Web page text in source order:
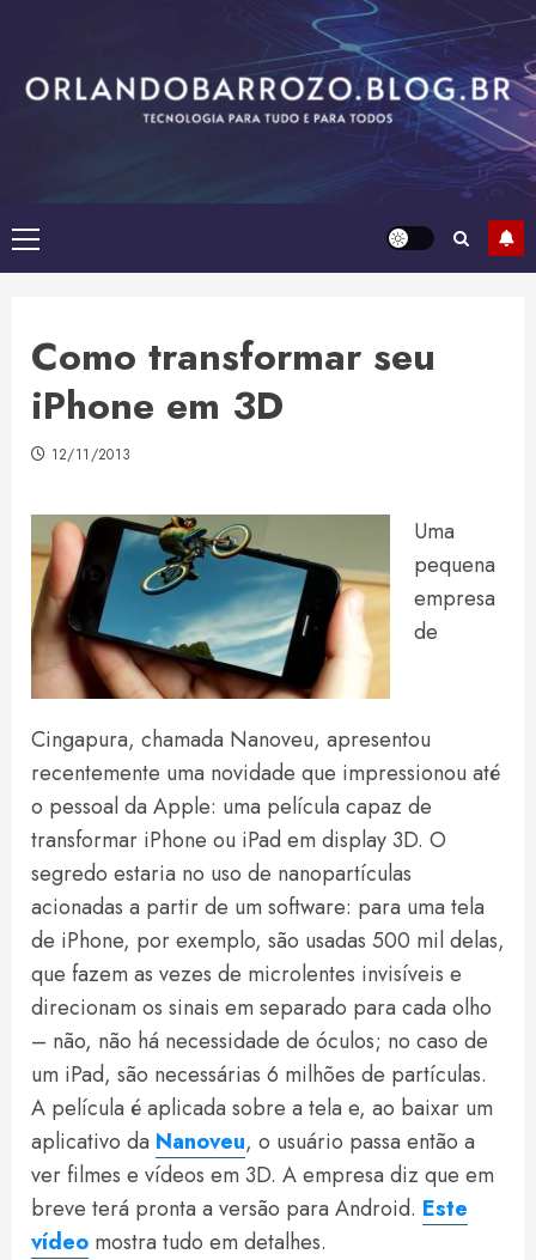
content
Primary
Menu
Como transformar seu
iPhone em 3D
12/11/2013
Uma
pequena
empresa
de
Cingapura, chamada Nanoveu, apresentou
recentemente uma novidade que impressionou até
o pessoal da Apple: uma película capaz de
transformar iPhone ou iPad em display 3D. O
segredo estaria no uso de nanopartículas
acionadas a partir de um software: para uma tela
de iPhone, por exemplo, são usadas 500 mil delas,
que fazem as vezes de microlentes invisíveis e
direcionam os sinais em separado para cada olho
– não, não há necessidade de óculos; no caso de
um iPad, são necessárias 6 milhões de partículas.
A película é aplicada sobre a tela e, ao baixar um
aplicativo da Nanoveu, o usuário passa então a
ver filmes e vídeos em 3D. A empresa diz que em
breve terá pronta a versão para Android. Este
vídeo mostra tudo em detalhes.